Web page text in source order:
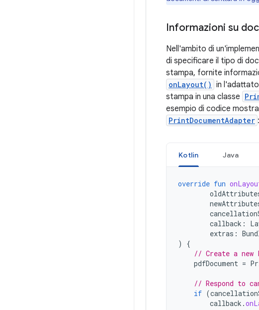
Informazioni su
Nell'ambito di
di specificare il tipo di
stampa, fornite
onLayout() in
stampa in una classe
esempio di codice
PrintDocumentAdapter :
Kotlin Java
override fun
callback :
extras :
)
{
// Create a new
pdfDocument =
// Respond to
if (
callback .